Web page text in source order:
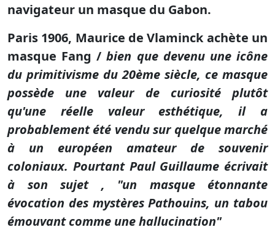
navigateur un masque du Gabon.
Paris 1906, Maurice de Vlaminck achète un
masque Fang /bien que devenu une icône
du primitivisme du 20ème siècle, ce masque
possède une valeur de curiosité plutôt
qu'une réelle valeur esthétique, il a
probablement été vendu sur quelque marché
à un européen amateur de souvenir
coloniaux. Pourtant Paul Guillaume écrivait
à son sujet , "un masque étonnante
évocation des mystères Pathouins, un tabou
émouvant comme une hallucination"